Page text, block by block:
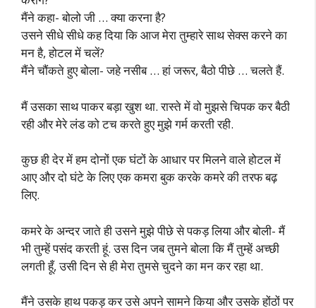
मैंने कहा- बोलो जी … क्या करना है?
उसने सीधे सीधे कह दिया कि आज मेरा तुम्हारे साथ सेक्स करने का
मन है, होटल में चलें?
मैंने चौंकते हुए बोला- जहे नसीब … हां जरूर, बैठो पीछे … चलते हैं.
मैं उसका साथ पाकर बड़ा खुश था. रास्ते में वो मुझसे चिपक कर बैठी
रही और मेरे लंड को टच करते हुए मुझे गर्म करती रही.
कुछ ही देर में हम दोनों एक घंटों के आधार पर मिलने वाले होटल में
आए और दो घंटे के लिए एक कमरा बुक करके कमरे की तरफ बढ़
लिए.
कमरे के अन्दर जाते ही उसने मुझे पीछे से पकड़ लिया और बोली- मैं
भी तुम्हें पसंद करती हूं. उस दिन जब तुमने बोला कि मैं तुम्हें अच्छी
लगती हूँ, उसी दिन से ही मेरा तुमसे चुदने का मन कर रहा था.
मैंने उसके हाथ पकड़ कर उसे अपने सामने किया और उसके होंठों पर